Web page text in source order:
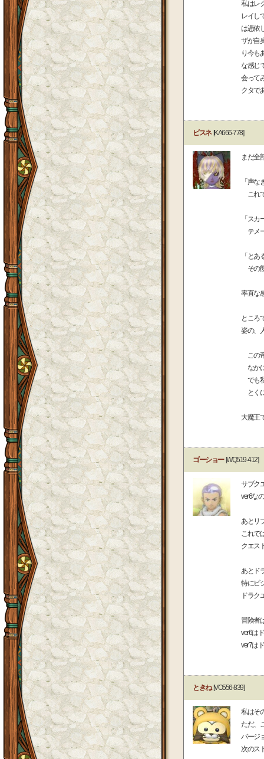
私はレ
レイし
は憑依
ザが自
り今も
な感じ
会って
クタで
ビスネ[KA666-778]
まだ全
「声な
これ
「ス
テメ
「と
その
率直な
ところ
姿の、
この
なか
でも
とく
大魔王
ゴーショー[WQ519-412]
サブク
ver6な
あとリ
これで
クエス
あとド
特にビ
ドラク
冒険者
ver6は
ver7は
ときね[VO556-839]
私はそ
ただ、
バージ
次のス